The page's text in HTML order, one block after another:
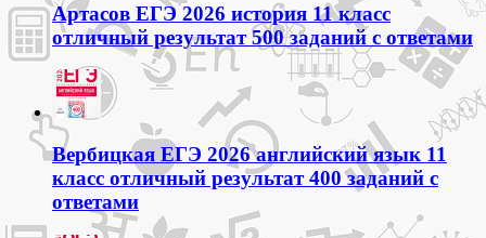
Артасов ЕГЭ 2026 история 11 класс
отличный результат 500 заданий с ответами
Вербицкая ЕГЭ 2026 английский язык 11
класс отличный результат 400 заданий с
ответами